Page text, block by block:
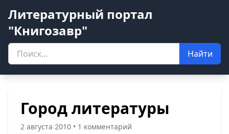
Литературный портал
"Книгозавр"
Найти
Город литературы
2 августа 2010 • 1 комментарий